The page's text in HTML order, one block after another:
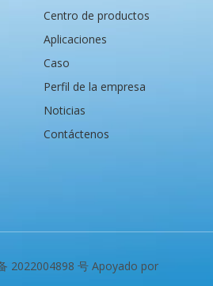
Centro de productos
Aplicaciones
Caso
Perfil de la empresa
Noticias
Contáctenos
2022004898 号 Apoyado por